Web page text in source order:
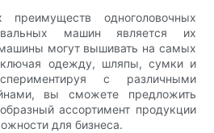
одноголовочных
машин является их
могут вышивать на самых
одежду, шляпы, сумки и
с различными
вы сможете предложить
ассортимент продукции
для бизнеса.